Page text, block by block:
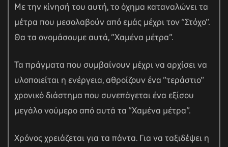
Με την κίνησή του αυτή, το όχημα καταναλώνει τα
μέτρα που μεσολαβούν από εμάς μέχρι τον “Στόχο”.
Θα τα ονομάσουμε αυτά, “Χαμένα μέτρα”.
Τα πράγματα που συμβαίνουν μέχρι να αρχίσει να
υλοποιείται η ενέργεια, αθροίζουν ένα “τεράστιο”
χρονικό διάστημα που συνεπάγεται ένα εξίσου
μεγάλο νούμερο από αυτά τα “Χαμένα μέτρα”.
Χρόνος χρειάζεται για τα πάντα. Για να ταξιδέψει η